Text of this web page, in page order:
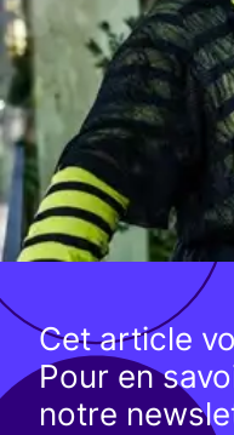
Cet article
Pour en
notre